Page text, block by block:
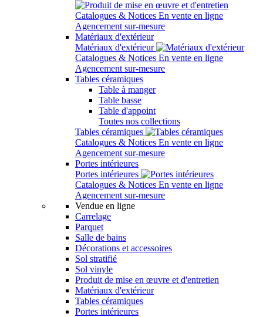
Catalogues & Notices En vente en ligne
Agencement sur-mesure
Matériaux d'extérieur
Matériaux d'extérieur
Catalogues & Notices En vente en ligne
Agencement sur-mesure
Tables céramiques
Table à manger
Table basse
Table d'appoint
Toutes nos collections
Tables céramiques
Catalogues & Notices En vente en ligne
Agencement sur-mesure
Portes intérieures
Portes intérieures
Catalogues & Notices En vente en ligne
Agencement sur-mesure
Vendue en ligne
Carrelage
Parquet
Salle de bains
Décorations et accessoires
Sol stratifié
Sol vinyle
Produit de mise en œuvre et d'entretien
Matériaux d'extérieur
Tables céramiques
Portes intérieures